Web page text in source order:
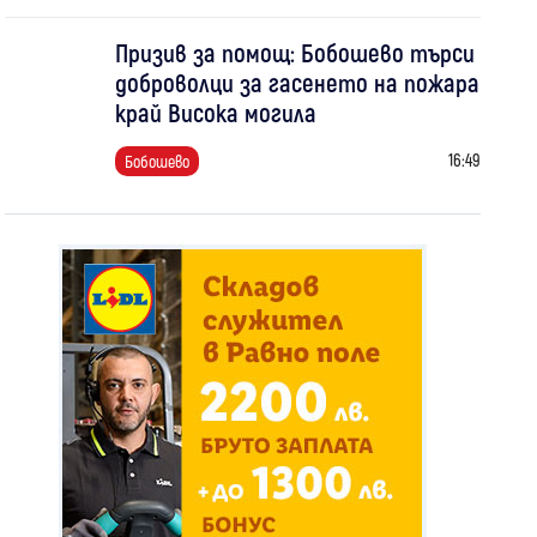
Призив за помощ: Бобошево търси
доброволци за гасенето на пожара
край Висока могила
Бобошево 16:49